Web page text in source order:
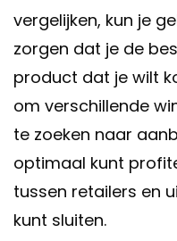
vergelijken, kun je
zorgen dat je de
product dat je wilt
om verschillende
te zoeken naar
optimaal kunt
tussen retailers en
kunt sluiten.